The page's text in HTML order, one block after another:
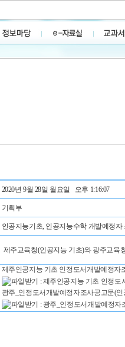
2020년 9월 28일 월요일 오후 1:16:07
기획부
인공지능기초, 인공지능수학 개발예정자
제주교육청(인공지능 기초)와 광주교육
제주인공지능 기초 인정도서개발예정자
광주_인정도서개발예정자조사공고문(인